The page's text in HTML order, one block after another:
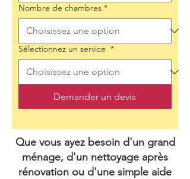
Nombre de chambres *
Sélectionnez un service *
Demander un devis
Que vous ayez besoin d'un grand
ménage, d'un nettoyage après
rénovation ou d'une simple aide